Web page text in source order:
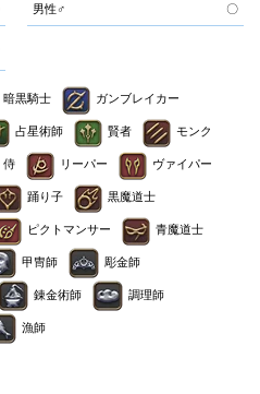
男性♂ 〇
暗黒騎士 ガンブレイカー
占星術師 賢者 モンク
侍 リーパー ヴァイパー
踊り子 黒魔道士
ピクトマンサー 青魔道士
甲冑師 彫金師
錬金術師 調理師
漁師